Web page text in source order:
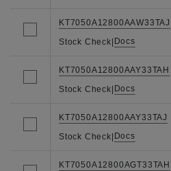
KT7050A12800AAW33TAJ
Stock Check| Docs
KT7050A12800AAY33TAH
Stock Check| Docs
KT7050A12800AAY33TAJ
Stock Check| Docs
KT7050A12800AGT33TAH